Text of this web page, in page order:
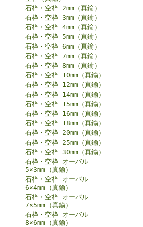
石枠・空枠 2mm（真鍮）
石枠・空枠 3mm（真鍮）
石枠・空枠 4mm（真鍮）
石枠・空枠 5mm（真鍮）
石枠・空枠 6mm（真鍮）
石枠・空枠 7mm（真鍮）
石枠・空枠 8mm（真鍮）
石枠・空枠 10mm（真鍮）
石枠・空枠 12mm（真鍮）
石枠・空枠 14mm（真鍮）
石枠・空枠 15mm（真鍮）
石枠・空枠 16mm（真鍮）
石枠・空枠 18mm（真鍮）
石枠・空枠 20mm（真鍮）
石枠・空枠 25mm（真鍮）
石枠・空枠 30mm（真鍮）
石枠・空枠 オーバル
5×3mm（真鍮）
石枠・空枠 オーバル
6×4mm（真鍮）
石枠・空枠 オーバル
7×5mm（真鍮）
石枠・空枠 オーバル
8×6mm（真鍮）